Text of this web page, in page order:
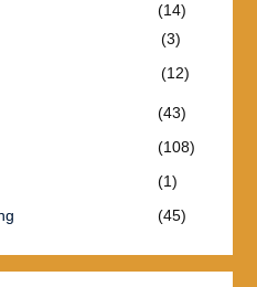
(14)
(3)
(12)
(43)
(108)
(1)
(45)